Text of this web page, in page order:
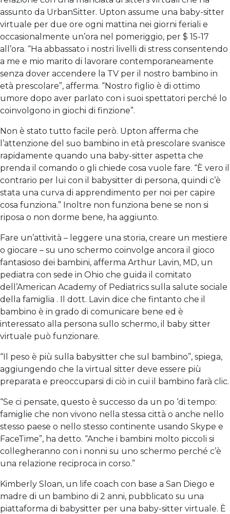
assunto da UrbanSitter. Upton assume una baby-sitter
virtuale per due ore ogni mattina nei giorni feriali e
occasionalmente un’ora nel pomeriggio, per $ 15-17
all’ora. “Ha abbassato i nostri livelli di stress consentendo
a me e mio marito di lavorare contemporaneamente
senza dover accendere la TV per il nostro bambino in
età prescolare”, afferma. “Nostro figlio è di ottimo
umore dopo aver parlato con i suoi spettatori perché lo
coinvolgono in giochi di finzione”.
Non è stato tutto facile però. Upton afferma che
l’attenzione del suo bambino in età prescolare svanisce
rapidamente quando una baby-sitter aspetta che
prenda il comando o gli chiede cosa vuole fare. “È vero il
contrario per lui con il babysitter di persona, quindi c’è
stata una curva di apprendimento per noi per capire
cosa funziona.” Inoltre non funziona bene se non si
riposa o non dorme bene, ha aggiunto.
Fare un’attività – leggere una storia, creare un mestiere
o giocare – su uno schermo coinvolge ancora il gioco
fantasioso dei bambini, afferma Arthur Lavin, MD, un
pediatra con sede in Ohio che guida il comitato
dell’American Academy of Pediatrics sulla salute sociale
della famiglia . Il dott. Lavin dice che fintanto che il
bambino è in grado di comunicare bene ed è
interessato alla persona sullo schermo, il baby sitter
virtuale può funzionare.
“Il peso è più sulla babysitter che sul bambino”, spiega,
aggiungendo che la virtual sitter deve essere più
preparata e preoccuparsi di ciò in cui il bambino farà clic.
“Se ci pensate, questo è successo da un po ‘di tempo:
famiglie che non vivono nella stessa città o anche nello
stesso paese o nello stesso continente usando Skype e
FaceTime”, ha detto. “Anche i bambini molto piccoli si
collegheranno con i nonni su uno schermo perché c’è
una relazione reciproca in corso.”
Kimberly Sloan, un life coach con base a San Diego e
madre di un bambino di 2 anni, pubblicato su una
piattaforma di babysitter per una baby-sitter virtuale. È